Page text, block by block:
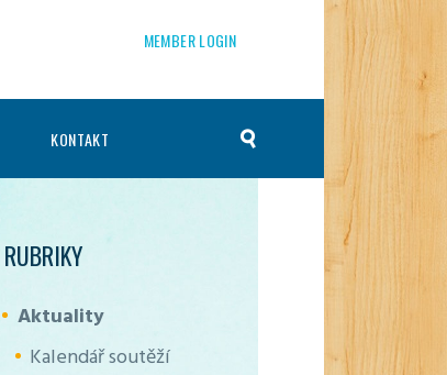
MEMBER LOGIN
KONTAKT
RUBRIKY
Aktuality
Kalendář soutěží